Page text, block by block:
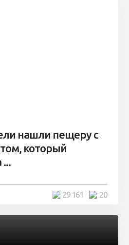
нашли пещеру с
который
...
20
29 161